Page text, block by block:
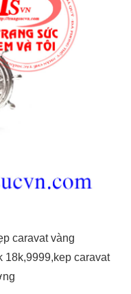
caravat vàng
18k,9999,kep caravat